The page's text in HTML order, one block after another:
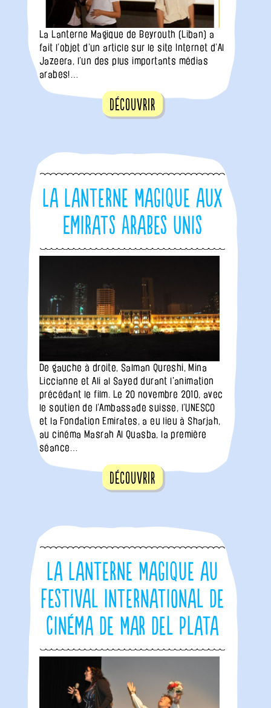
La Lanterne Magique de Beyrouth (Liban) a
fait l’objet d’un article sur le site Internet d’Al
Jazeera, l’un des plus importants médias
arabes!…
Découvrir
La Lanterne Magique aux
Emirats Arabes Unis
De gauche à droite, Salman Qureshi, Mina
Liccianne et Ali al Sayed durant l'animation
précédant le film. Le 20 novembre 2010, avec
le soutien de l’Ambassade suisse, l’UNESCO
et la Fondation Emirates, a eu lieu à Sharjah,
au cinéma Masrah Al Quasba, la première
séance…
Découvrir
La Lanterne Magique au
Festival International de
Cinéma de Mar del Plata